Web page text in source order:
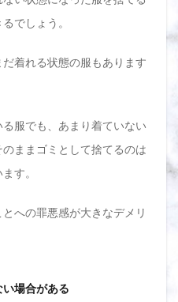
でしょう。
着れる状態の服もあります
服でも、あまり着ていない
ままゴミとして捨てるのは
す。
への罪悪感が大きなデメリ
場合がある